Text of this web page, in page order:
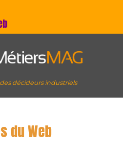
décideurs industriels
du Web